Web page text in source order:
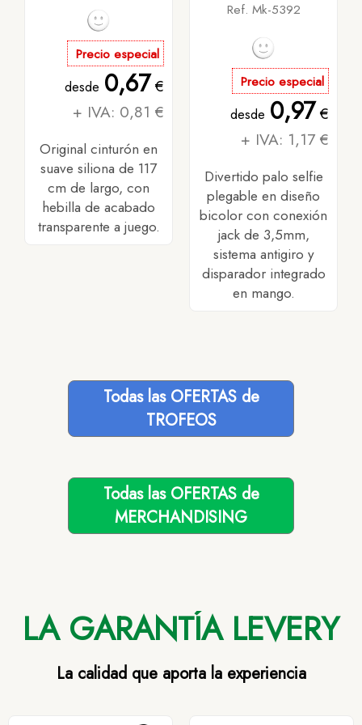
Precio especial
desde 0,67 €
+ IVA: 0,81 €
Original cinturón en
suave siliona de 117
cm de largo, con
hebilla de acabado
transparente a juego.
Ref. Mk-5392
Precio especial
desde 0,97 €
+ IVA: 1,17 €
Divertido palo selfie
plegable en diseño
bicolor con conexión
jack de 3,5mm,
sistema antigiro y
disparador integrado
en mango.
Todas las OFERTAS de
TROFEOS
Todas las OFERTAS de
MERCHANDISING
LA GARANTÍA LEVERY
La calidad que aporta la experiencia